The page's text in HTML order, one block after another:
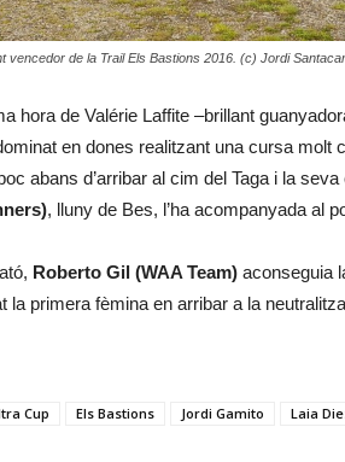
vencedor de la Trail Els Bastions 2016. (c) Jordi
hora de Valérie Laffite –brillant
en dones realitzant una cursa
abans d’arribar al cim del Taga i la
, lluny de Bes, l’ha acompanyada al
Roberto Gil (WAA Team) aconseguia
la primera fèmina en arribar a la
Cup Els Bastions Jordi Gamito Laia